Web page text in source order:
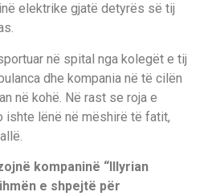
elektrike gjatë detyrës së tij
në spital nga kolegët e tij
dhe kompania në të cilën
në kohë. Në rast se roja e
ishte lënë në mëshirë të fatit,
kompaninë “Illyrian
e shpejtë për